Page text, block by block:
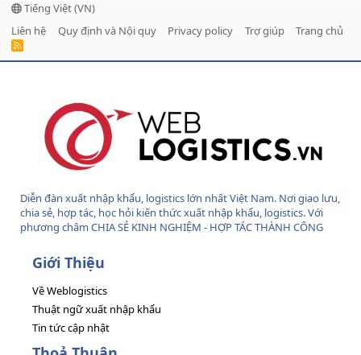
Tiếng Việt (VN)
Liên hệ
Quy định và Nội quy Privacy policy Trợ giúp Trang chủ
R
Diễn đàn xuất nhập khẩu, logistics lớn nhất Việt Nam. Nơi giao lưu,
chia sẻ, hợp tác, học hỏi kiến thức xuất nhập khẩu, logistics. Với
phương châm CHIA SẺ KINH NGHIỆM - HỢP TÁC THÀNH CÔNG
Giới Thiệu
Về Weblogistics
Thuật ngữ xuất nhập khẩu
Tin tức cập nhật